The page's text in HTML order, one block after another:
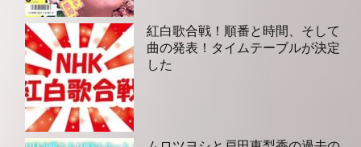
紅白歌合戦！順番と時間、そして
曲の発表！タイムテーブルが決定
した